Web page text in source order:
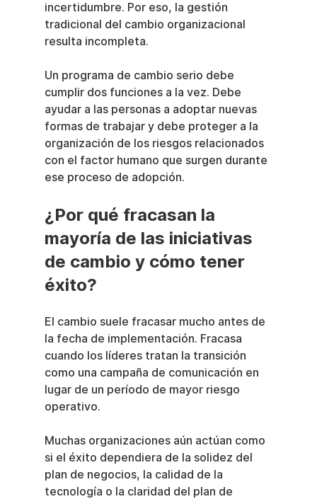
incertidumbre. Por eso, la gestión
tradicional del cambio organizacional
resulta incompleta.
Un programa de cambio serio debe
cumplir dos funciones a la vez. Debe
ayudar a las personas a adoptar nuevas
formas de trabajar y debe proteger a la
organización de los riesgos relacionados
con el factor humano que surgen durante
ese proceso de adopción.
¿Por qué fracasan la
mayoría de las iniciativas
de cambio y cómo tener
éxito?
El cambio suele fracasar mucho antes de
la fecha de implementación. Fracasa
cuando los líderes tratan la transición
como una campaña de comunicación en
lugar de un período de mayor riesgo
operativo.
Muchas organizaciones aún actúan como
si el éxito dependiera de la solidez del
plan de negocios, la calidad de la
tecnología o la claridad del plan de